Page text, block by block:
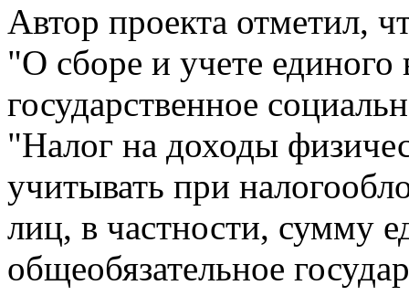
Автор проекта отметил,
"О сборе и учете единого
государственное
"Налог на доходы
учитывать при
лиц, в частности, сумму
общеобязательное